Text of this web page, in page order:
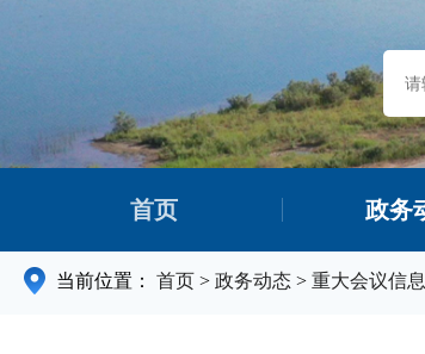
首页 政务
当前位置： 首页 > 政务动态 > 重大会议信息